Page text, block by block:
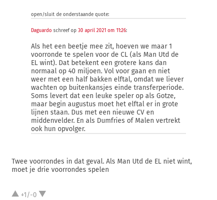
open/sluit de onderstaande quote:
Daguardo schreef op 30 april 2021 om 11:26:
Als het een beetje mee zit, hoeven we maar 1
voorronde te spelen voor de CL (als Man Utd de
EL wint). Dat betekent een grotere kans dan
normaal op 40 miljoen. Vol voor gaan en niet
weer met een half bakken elftal, omdat we liever
wachten op buitenkansjes einde transferperiode.
Soms levert dat een leuke speler op als Gotze,
maar begin augustus moet het elftal er in grote
lijnen staan. Dus met een nieuwe CV en
middenvelder. En als Dumfries of Malen vertrekt
ook hun opvolger.
Twee voorrondes in dat geval. Als Man Utd de EL niet wint,
moet je drie voorrondes spelen
+1/-0